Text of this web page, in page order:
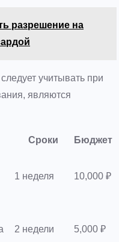
разрешение на
учитывать при
являются
Сроки
Бюджет
1 неделя 10,000 ₽
2 недели 5,000 ₽